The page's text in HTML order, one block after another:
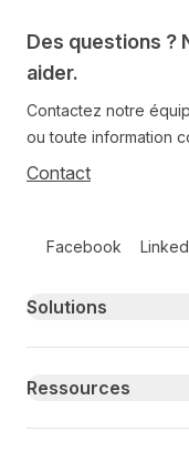
Des questions ?
aider.
Contactez notre
ou toute information
Contact
Facebook
Primary footer
Solutions
Ressources